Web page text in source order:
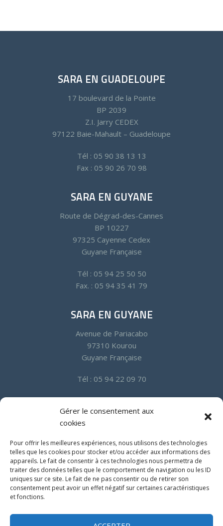
Gérer le consentement aux
cookies
Pour offrir les meilleures expériences, nous utilisons des technologies
telles que les cookies pour stocker et/ou accéder aux informations des
appareils. Le fait de consentir à ces technologies nous permettra de
traiter des données telles que le comportement de navigation ou les ID
uniques sur ce site. Le fait de ne pas consentir ou de retirer son
consentement peut avoir un effet négatif sur certaines caractéristiques
et fonctions.
SARA EN GUADELOUPE
17 boulevard de la Pointe
BP 2039
Z.I. Jarry CEDEX
97122 Baie-Mahault – Guadeloupe
Tél : 05 90 38 13 13
Fax : 05 90 26 70 98
SARA EN GUYANE
Route de Dégrad-des-Cannes
BP 10227
97325 Cayenne Cedex
Guyane Française
Tél : 05 94 25 50 50
Fax. : 05 94 35 41 79
SARA EN GUYANE
Avenue de Pariacabo
97310 Kourou
Guyane Française
Tél : 05 94 22 09 70
SARA EN MARTINIQUE
Quartier Californie Zone Industrielle
97232 Le Lamentin
Martinique
Tél : 05 96 50 18 94
Fax : 05 96 50 00 15